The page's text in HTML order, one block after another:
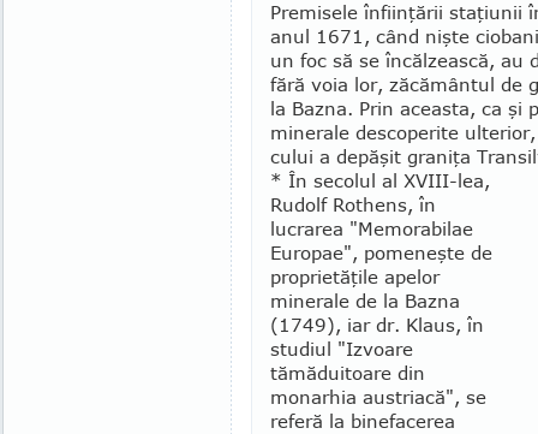
Premi­sele înfiin­ţării sta­ţiunii
anul 1671, când nişte
un foc să se încăl­zeas­că, au
fără voia lor, ză­că­mântul de
la Bazna. Prin aceasta, ca şi
mine­rale descoperite
cului a depăşit graniţa
* În secolul al XVIII-lea,
Rudolf Rothens, în
lucrarea "Memorabilae
Euro­pae", pomeneşte de
proprietăţile apelor
minerale de la Bazna
(1749), iar dr. Klaus, în
studiul "Izvoare
tămăduitoare din
monarhia austriacă", se
referă la binefacerea